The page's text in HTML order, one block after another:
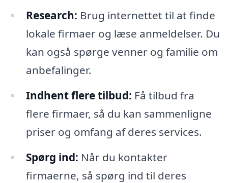
Research: Brug internettet til at finde
lokale firmaer og læse anmeldelser. Du
kan også spørge venner og familie om
anbefalinger.
Indhent flere tilbud: Få tilbud fra
flere firmaer, så du kan sammenligne
priser og omfang af deres services.
Spørg ind: Når du kontakter
firmaerne, så spørg ind til deres